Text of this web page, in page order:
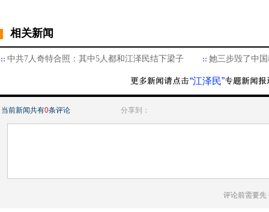
相关新闻
中共7人奇特合照：其中5人都和江泽民结下梁子 她三步毁了中
“江泽民”
当前新闻共有0条评论 分享到：
评论前需要先